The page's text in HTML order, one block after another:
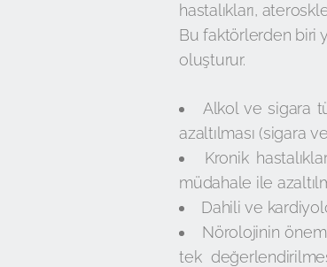
hastalıkları,
Bu faktörlerden biri
oluşturur.
Alkol ve sigara
azaltılması (sigara
Kronik
müdahale ile
Dahili ve
Nörolojinin
tek